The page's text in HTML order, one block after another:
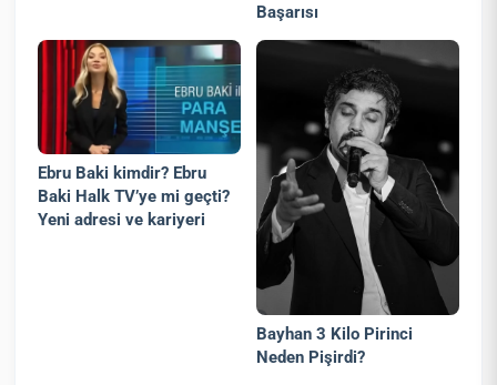
Başarısı
Ebru Baki kimdir? Ebru
Baki Halk TV’ye mi geçti?
Yeni adresi ve kariyeri
Bayhan 3 Kilo Pirinci
Neden Pişirdi?